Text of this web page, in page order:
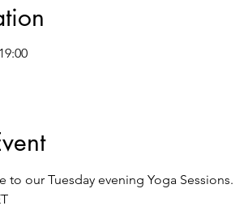
to our Tuesday evening Yoga Sessions.